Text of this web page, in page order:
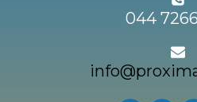
044